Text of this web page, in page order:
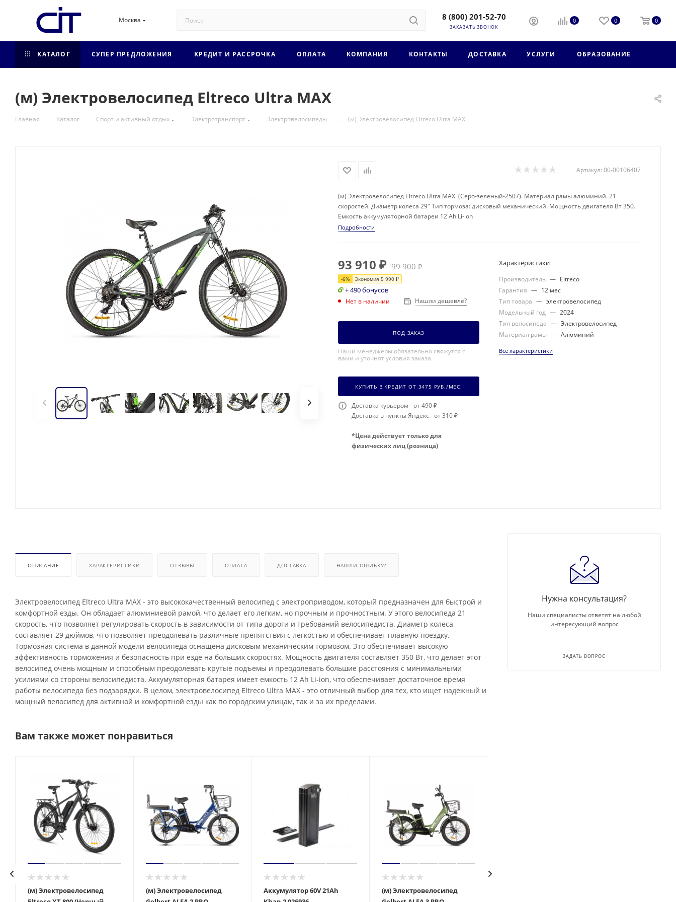
Москва 8 (800) 201-52-70
ЗАКАЗАТЬ ЗВОНОК
0 0 0
КАТАЛОГ СУПЕР ПРЕДЛОЖЕНИЯ КРЕДИТ И РАССРОЧКА ОПЛАТА КОМПАНИЯ КОНТАКТЫ ДОСТАВКА УСЛУГИ ОБРАЗОВАНИЕ
(м) Электровелосипед Eltreco Ultra MAX
Главная — Каталог — Спорт и активный отдых — Электротранспорт — Электровелосипеды — (м) Электровелосипед Eltreco Ultra MAX
Артикул: 00-00106407
(м) Электровелосипед Eltreco Ultra MAX (Серо-зеленый-2507). Материал рамы алюминий. 21
скоростей. Диаметр колеса 29" Тип тормоза: дисковый механический. Мощность двигателя Вт 350.
Емкость аккумуляторной батареи 12 Ah Li-ion
Подробности
93 910 ₽ 99 900₽
-6% Экономия 5 990 ₽
+ 490 бонусов
Нет в наличии Нашли дешевле?
ПОД ЗАКАЗ
Наши менеджеры обязательно свяжутся с
вами и уточнят условия заказа
КУПИТЬ В КРЕДИТ ОТ 3475 РУБ./МЕС.
Доставка курьером - от 490 ₽
Доставка в пункты Яндекс - от 310 ₽
*Цена действует только для
физических лиц (розница)
Характеристики
Производитель — Eltreco
Гарантия — 12 мес
Тип товара — электровелосипед
Модельный год — 2024
Тип велосипеда — Электровелосипед
Материал рамы — Алюминий
Все характеристики
ОПИСАНИЕ ХАРАКТЕРИСТИКИ ОТЗЫВЫ ОПЛАТА ДОСТАВКА НАШЛИ ОШИБКУ?
Электровелосипед Eltreco Ultra MAX - это высококачественный велосипед с электроприводом, который предназначен для быстрой и
комфортной езды. Он обладает алюминиевой рамой, что делает его легким, но прочным и прочностным. У этого велосипеда 21
скорость, что позволяет регулировать скорость в зависимости от типа дороги и требований велосипедиста. Диаметр колеса
составляет 29 дюймов, что позволяет преодолевать различные препятствия с легкостью и обеспечивает плавную поездку.
Тормозная система в данной модели велосипеда оснащена дисковым механическим тормозом. Это обеспечивает высокую
эффективность торможения и безопасность при езде на больших скоростях. Мощность двигателя составляет 350 Вт, что делает этот
велосипед очень мощным и способным преодолевать крутые подъемы и преодолевать большие расстояния с минимальными
усилиями со стороны велосипедиста. Аккумуляторная батарея имеет емкость 12 Ah Li-ion, что обеспечивает достаточное время
работы велосипеда без подзарядки. В целом, электровелосипед Eltreco Ultra MAX - это отличный выбор для тех, кто ищет надежный и
мощный велосипед для активной и комфортной езды как по городским улицам, так и за их пределами.
Вам также может понравиться
(м) Электровелосипед
(м) Электровелосипед
Аккумулятор 60V 21Ah
(м) Электровелосипед
Нужна консультация?
Наши специалисты ответят на любой
интересующий вопрос
ЗАДАТЬ ВОПРОС